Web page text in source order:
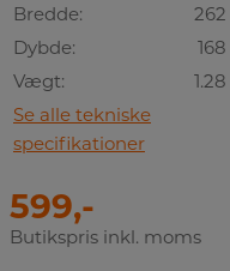
Bredde:
262
Dybde:
168
Vægt:
1.28
Se alle tekniske
specifikationer
599,-
Butikspris inkl. moms